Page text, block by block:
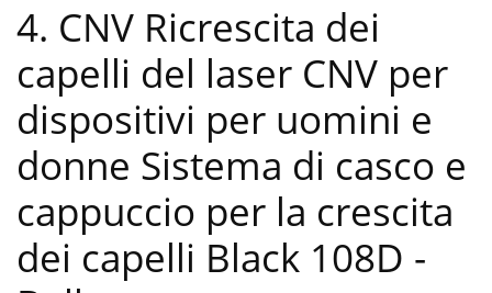
4. CNV Ricrescita dei
capelli del laser CNV per
dispositivi per uomini e
donne Sistema di casco e
cappuccio per la crescita
dei capelli Black 108D -